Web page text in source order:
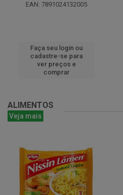
EAN: 7891024132005
Faça seu login ou
cadastre-se para
ver preços e
comprar
ALIMENTOS
Veja mais